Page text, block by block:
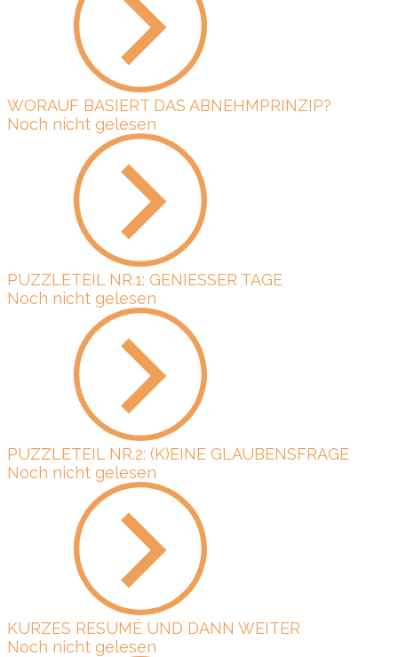
WORAUF BASIERT DAS ABNEHMPRINZIP?
Noch nicht gelesen
PUZZLETEIL NR.1: GENIESSER TAGE
Noch nicht gelesen
PUZZLETEIL NR.2: (K)EINE GLAUBENSFRAGE
Noch nicht gelesen
KURZES RESUMÉ UND DANN WEITER
Noch nicht gelesen